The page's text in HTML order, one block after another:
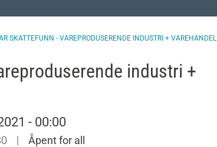
SKATTEFUNN - VAREPRODUSERENDE INDUSTRI + VAREHANDEL
industri +
- 00:00
|
Åpent for all